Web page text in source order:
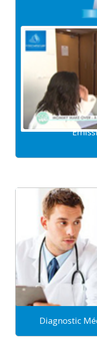
Diagnostic